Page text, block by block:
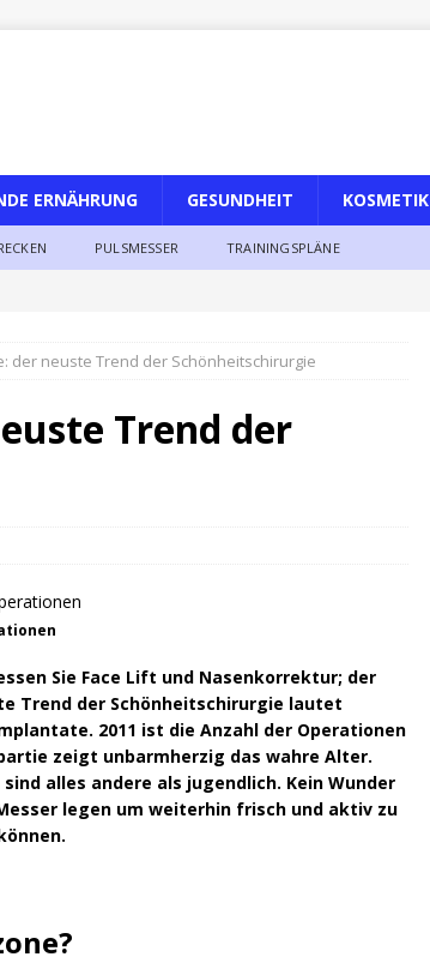
ERNÄHRUNG GESUNDHEIT KOSMETIK
PULSMESSER TRAININGSPLÄNE
der neuste Trend der Schönheitschirurgie
Trend der
Sie Face Lift und Nasenkorrektur; der
Trend der Schönheitschirurgie lautet
2011 ist die Anzahl der Operationen
zeigt unbarmherzig das wahre Alter.
alles andere als jugendlich. Kein Wunder
legen um weiterhin frisch und aktiv zu